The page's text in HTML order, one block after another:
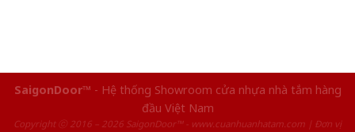
SaigonDoor™ - Hệ thống Showroom cửa nhựa nhà tắm hàng
đầu Việt Nam
Copyright ⓒ 2016 – 2026 SaigonDoor™ - www.cuanhuanhatam.com | Đơn vị